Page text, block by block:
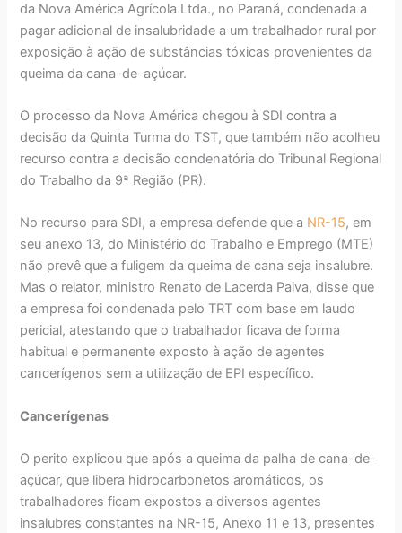
da Nova América Agrícola Ltda., no Paraná, condenada a
pagar adicional de insalubridade a um trabalhador rural por
exposição à ação de substâncias tóxicas provenientes da
queima da cana-de-açúcar.
O processo da Nova América chegou à SDI contra a
decisão da Quinta Turma do TST, que também não acolheu
recurso contra a decisão condenatória do Tribunal Regional
do Trabalho da 9ª Região (PR).
No recurso para SDI, a empresa defende que a NR-15, em
seu anexo 13, do Ministério do Trabalho e Emprego (MTE)
não prevê que a fuligem da queima de cana seja insalubre.
Mas o relator, ministro Renato de Lacerda Paiva, disse que
a empresa foi condenada pelo TRT com base em laudo
pericial, atestando que o trabalhador ficava de forma
habitual e permanente exposto à ação de agentes
cancerígenos sem a utilização de EPI específico.
Cancerígenas
O perito explicou que após a queima da palha de cana-de-
açúcar, que libera hidrocarbonetos aromáticos, os
trabalhadores ficam expostos a diversos agentes
insalubres constantes na NR-15, Anexo 11 e 13, presentes